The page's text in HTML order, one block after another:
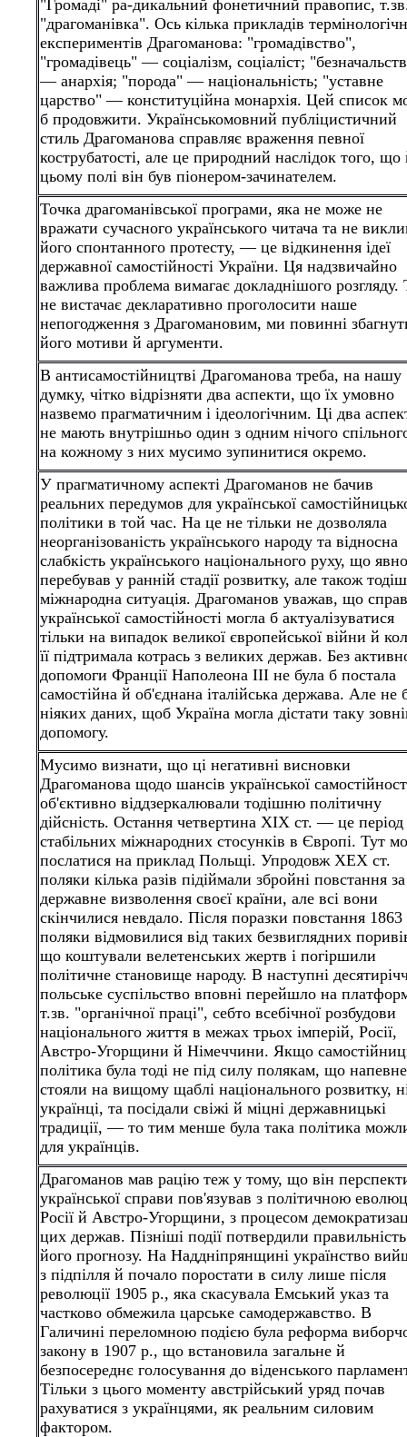
"Громаді" ра-дикальний фонетичний правопис,
"драгоманівка". Ось кілька прикладів
експериментів Драгоманова: "громадівство",
"громадівець" — соціалізм, соціаліст;
— анархія; "порода" — національність; "уставне
царство" — конституційна монархія. Цей список
б продовжити. Українськомовний публіцистичний
стиль Драгоманова справляє враження певної
кострубатості, але це природний наслідок того, що
цьому полі він був піонером-зачинателем.
Точка драгоманівської програми, яка не може не
вражати сучасного українського читача та не
його спонтанного протесту, — це відкинення ідеї
державної самостійності України. Ця надзвичайно
важлива проблема вимагає докладнішого розгляду.
не вистачає декларативно проголосити наше
непогодження з Драгомановим, ми повинні
його мотиви й аргументи.
В антисамостійництві Драгоманова треба, на нашу
думку, чітко відрізняти два аспекти, що їх умовно
назвемо прагматичним і ідеологічним. Ці два
не мають внутрішньо один з одним нічого
на кожному з них мусимо зупинитися окремо.
У прагматичному аспекті Драгоманов не бачив
реальних передумов для української
політики в той час. На це не тільки не дозволяла
неорганізованість українського народу та відносна
слабкість українського національного руху, що явно
перебував у ранній стадії розвитку, але також
міжнародна ситуація. Драгоманов уважав, що
української самостійності могла б актуалізуватися
тільки на випадок великої європейської війни й
її підтримала котрась з великих держав. Без
допомоги Франції Наполеона III не була б постала
самостійна й об'єднана італійська держава. Але не
ніяких даних, щоб Україна могла дістати таку
допомогу.
Мусимо визнати, що ці негативні висновки
Драгоманова щодо шансів української
об'єктивно віддзеркалювали тодішню політичну
дійсність. Остання четвертина XIX ст. — це період
стабільних міжнародних стосунків в Європі. Тут
послатися на приклад Польщі. Упродовж ХЕХ ст.
поляки кілька разів підіймали збройні повстання за
державне визволення своєї країни, але всі вони
скінчилися невдало. Після поразки повстання 1863
поляки відмовилися від таких безвиглядних
що коштували велетенських жертв і погіршили
політичне становище народу. В наступні
польське суспільство вповні перейшло на
т.зв. "органічної праці", себто всебічної розбудови
національного життя в межах трьох імперій, Росії,
Австро-Угорщини й Німеччини. Якщо
політика була тоді не під силу полякам, що напевне
стояли на вищому щаблі національного розвитку,
українці, та посідали свіжі й міцні державницькі
традиції, — то тим менше була така політика
для українців.
Драгоманов мав рацію теж у тому, що він
української справи пов'язував з політичною
Росії й Австро-Угорщини, з процесом
цих держав. Пізніші події потвердили правильність
його прогнозу. На Наддніпрянщині українство
з підпілля й почало поростати в силу лише після
революції 1905 р., яка скасувала Емський указ та
частково обмежила царське самодержавство. В
Галичині переломною подією була реформа
закону в 1907 р., що встановила загальне й
безпосереднє голосування до віденського
Тільки з цього моменту австрійський уряд почав
рахуватися з українцями, як реальним силовим
фактором.